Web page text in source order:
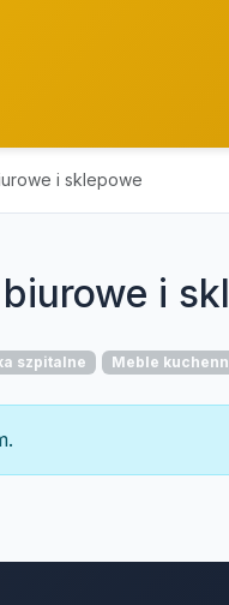
i sklepowe
i
szpitalne Meble